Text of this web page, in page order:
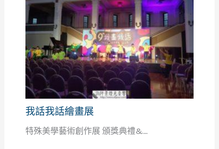
我話我話繪畫展
特殊美學藝術創作展 頒獎典禮&...